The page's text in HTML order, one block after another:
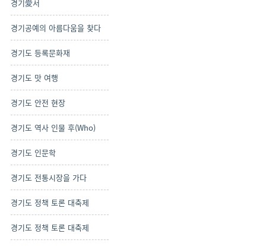
경기愛서
경기공예의 아름다움을 찾다
경기도 등록문화재
경기도 맛 여행
경기도 안전 현장
경기도 역사 인물 후(Who)
경기도 인문학
경기도 전통시장을 가다
경기도 정책 토론 대축제
경기도 정책 토론 대축제